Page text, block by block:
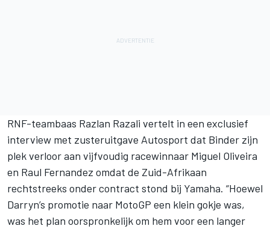
RNF-teambaas Razlan Razali vertelt in een exclusief
interview met zusteruitgave Autosport dat Binder zijn
plek verloor aan vijfvoudig racewinnaar Miguel Oliveira
en Raul Fernandez omdat de Zuid-Afrikaan
rechtstreeks onder contract stond bij Yamaha. “Hoewel
Darryn’s promotie naar MotoGP een klein gokje was,
was het plan oorspronkelijk om hem voor een langer